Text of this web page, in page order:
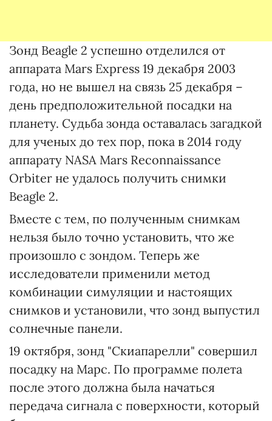
Зонд Beagle 2 успешно отделился от
аппарата Mars Express 19 декабря 2003
года, но не вышел на связь 25 декабря –
день предположительной посадки на
планету. Судьба зонда оставалась загадкой
для ученых до тех пор, пока в 2014 году
аппарату NASA Mars Reconnaissance
Orbiter не удалось получить снимки
Beagle 2.
Вместе с тем, по полученным снимкам
нельзя было точно установить, что же
произошло с зондом. Теперь же
исследователи применили метод
комбинации симуляции и настоящих
снимков и установили, что зонд выпустил
солнечные панели.
19 октября, зонд "Скиапарелли" совершил
посадку на Марс. По программе полета
после этого должна была начаться
передача сигнала с поверхности, который